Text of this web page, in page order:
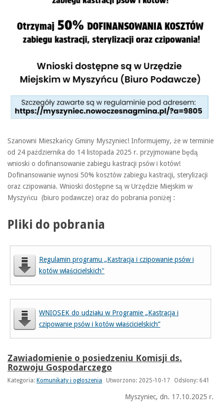
Szanowni Mieszkańcy Gminy Myszyniec! Informujemy, że w terminie
od 24 października do 14 listopada 2025 r. przyjmowane będą
wnioski o dofinansowanie zabiegu kastracji psów i kotów!
Dofinansowanie wynosi 50% kosztów zabiegu kastracji, sterylizacji
oraz czipowania. Wnioski dostępne są w Urzędzie Miejskim w
Myszyńcu (biuro podawcze) oraz do pobrania poniżej :
Pliki do pobrania
Regulamin programu „Kastracja i czipowanie psów i
kotów właścicielskich"
WNIOSEK do udziału w Programie „Kastracja i
czipowanie psów i kotów właścicielskich”
Zawiadomienie o posiedzeniu Komisji ds.
Rozwoju Gospodarczego
Kategoria: Komunikaty i ogłoszenia Utworzono: 2025-10-17 Odsłony: 641
Myszyniec, dn. 17.10.2025 r.